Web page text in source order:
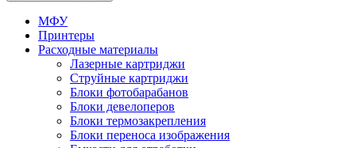
МФУ
Принтеры
Расходные материалы
Лазерные картриджи
Струйные картриджи
Блоки фотобарабанов
Блоки девелоперов
Блоки термозакрепления
Блоки переноса изображения